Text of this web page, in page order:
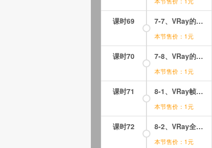
课时69 7-7、VRay的毛发效果2
本节售价：1元
课时70 7-8、VRay的卡通特效
本节售价：1元
课时71 8-1、VRay帧缓冲器面板
本节售价：1元
课时72 8-2、VRay全局开关面板
本节售价：1元